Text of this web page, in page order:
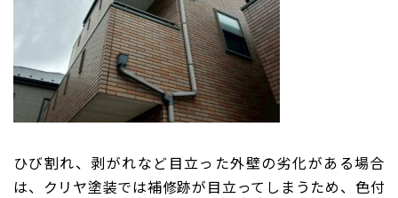
ひび割れ、剥がれなど目立った外壁の劣化がある場合
は、クリヤ塗装では補修跡が目立ってしまうため、色付